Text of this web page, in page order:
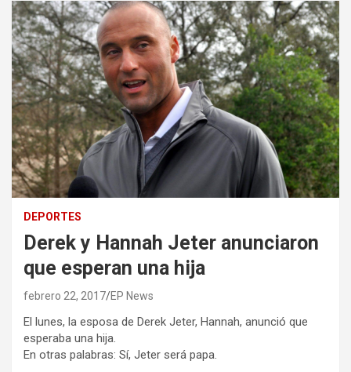
DEPORTES
Derek y Hannah Jeter anunciaron
que esperan una hija
febrero 22, 2017 EP News
El lunes, la esposa de Derek Jeter, Hannah, anunció que
esperaba una hija.
En otras palabras: Sí, Jeter será papa.